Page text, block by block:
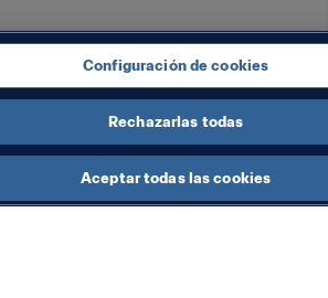
Configuración de cookies
Rechazarlas todas
Aceptar todas las cookies